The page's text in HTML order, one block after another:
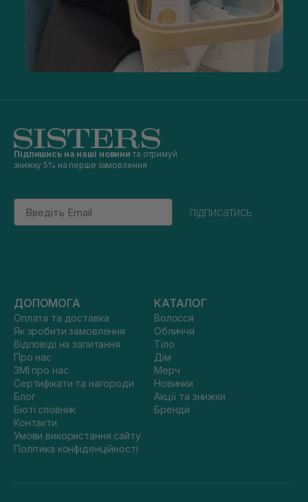
Підпишись на наші новини та отримуй
знижку 5% на перше замовлення
Email
підписатись
ДОПОМОГА
Оплата та доставка
Як зробити замовлення
Відповіді на запитання
Про нас
ЗМІ про нас
Сертифікати та нагороди
Блог
Бюті словник
Контакти
Умови використання сайту
Політика конфіденційності
КАТАЛОГ
Волосся
Обличчя
Тіло
Дім
Мерч
Новинки
Акції та знижки
Бренди